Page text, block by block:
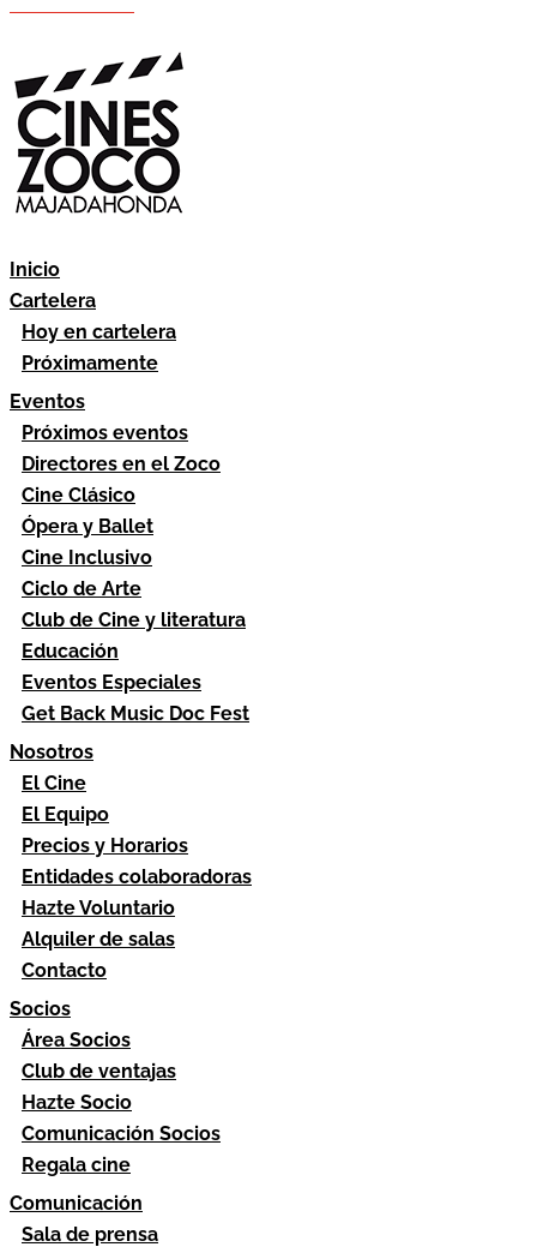
Inicio
Cartelera
Hoy en cartelera
Próximamente
Eventos
Próximos eventos
Directores en el Zoco
Cine Clásico
Ópera y Ballet
Cine Inclusivo
Ciclo de Arte
Club de Cine y literatura
Educación
Eventos Especiales
Get Back Music Doc Fest
Nosotros
El Cine
El Equipo
Precios y Horarios
Entidades colaboradoras
Hazte Voluntario
Alquiler de salas
Contacto
Socios
Área Socios
Club de ventajas
Hazte Socio
Comunicación Socios
Regala cine
Comunicación
Sala de prensa